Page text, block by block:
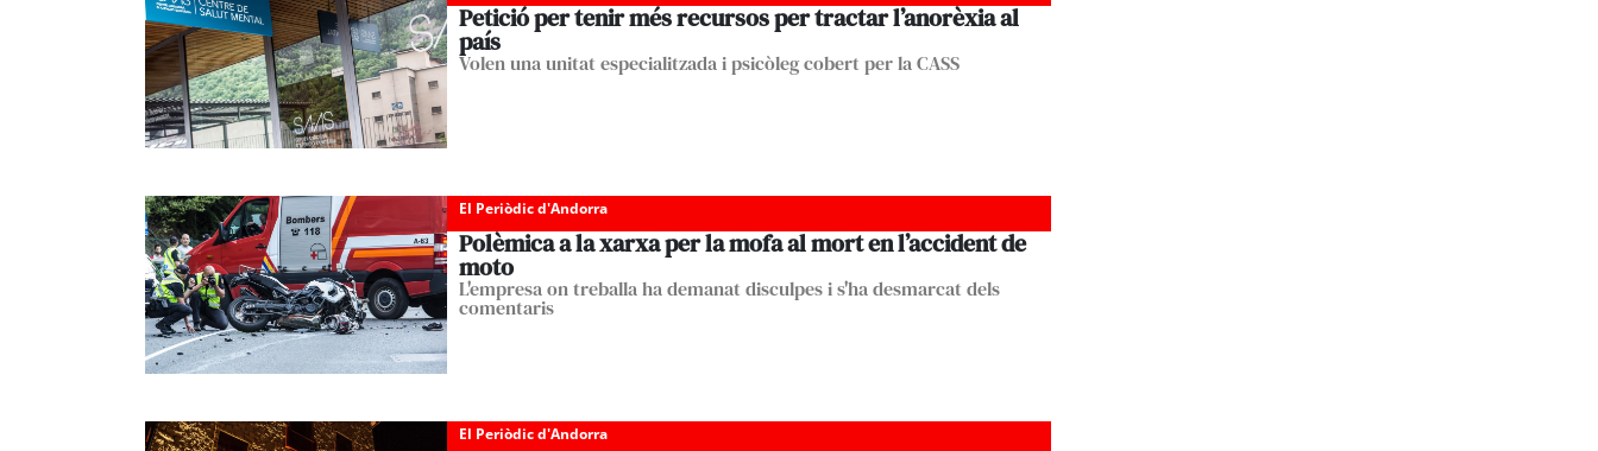
Petició per tenir més recursos per tractar l’anorèxia al
país
Volen una unitat especialitzada i psicòleg cobert per la CASS
El Periòdic d'Andorra
Polèmica a la xarxa per la mofa al mort en l’accident de
moto
L'empresa on treballa ha demanat disculpes i s'ha desmarcat dels
comentaris
El Periòdic d'Andorra